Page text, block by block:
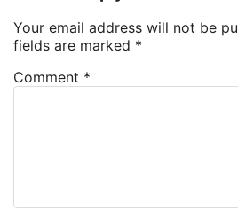
Your email address will not be
fields are marked *
Comment *